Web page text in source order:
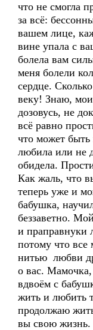
что не смогла
за всё:
вашем лице,
вине упала с
болела вам
меня болели
сердце.
веку! Знаю, мои
дозовусь, не
всё равно
что может быть
любила или не
обидела.
Как жаль, что
теперь уже и
бабушка,
беззаветно.
и праправнуки
потому что все
нитью любви
о вас.
вдвоём с
жить и любить
продолжаю
вы свою жизнь.